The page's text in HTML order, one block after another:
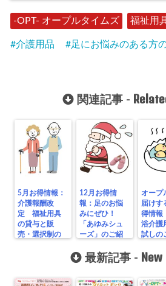
-OPT- オープルタイムズ 福祉用
介護用品 足にお悩みのある方
関連記事 -
5月お得情報：
介護報酬改
定 福祉用具
の貸与と販
売・選択制の
12月お得情
報：足のお悩
みにぜひ！
「あゆみシュ
ーズ」のご紹
オープ
届けす
得情報
浴介護
試しの
最新記事 -